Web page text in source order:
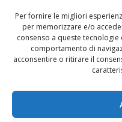
Per fornire le migliori
per memorizzare e/o
consenso a queste
comportamento di
acconsentire o ritirare il
Nessun
Nessun